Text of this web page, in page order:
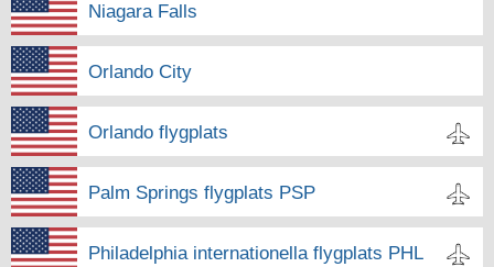
Niagara Falls
Orlando City
Orlando flygplats
Palm Springs flygplats PSP
Philadelphia internationella flygplats PHL